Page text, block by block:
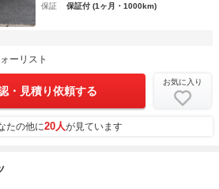
保証
保証付 (1ヶ月・1000km)
ーリスト
・見積り依頼する
お気に入り
たの他に20人が見ています